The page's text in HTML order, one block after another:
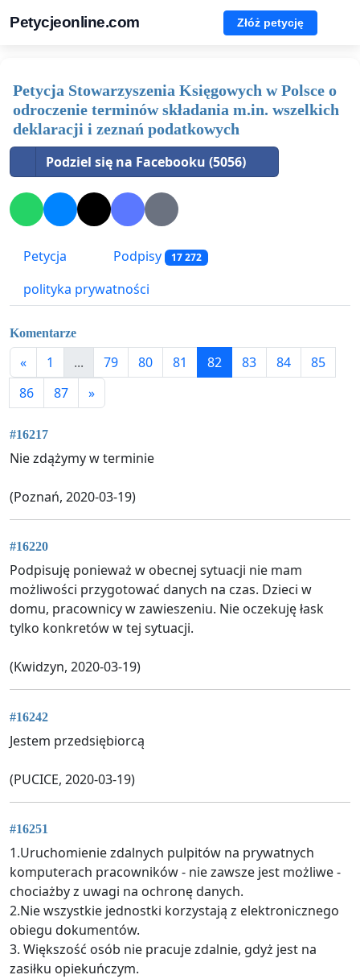
Petycjeonline.com Złóż petycję
Petycja Stowarzyszenia Księgowych w Polsce o
odroczenie terminów składania m.in. wszelkich
deklaracji i zeznań podatkowych
Podziel się na Facebooku (5056)
Petycja Podpisy 17 272
polityka prywatności
Komentarze
« 1 ... 79 80 81 82 83 84
85
86
87 »
#16217
Nie zdążymy w terminie
(Poznań, 2020-03-19)
#16220
Podpisuję ponieważ w obecnej sytuacji nie mam
możliwości przygotować danych na czas. Dzieci w
domu, pracownicy w zawieszeniu. Nie oczekuję łask
tylko konkretów w tej sytuacji.
(Kwidzyn, 2020-03-19)
#16242
Jestem przedsiębiorcą
(PUCICE, 2020-03-19)
#16251
1.Uruchomienie zdalnych pulpitów na prywatnych
komputerach pracowników - nie zawsze jest możliwe -
chociażby z uwagi na ochronę danych.
2.Nie wszystkie jednostki korzystają z elektronicznego
obiegu dokumentów.
3. Większość osób nie pracuje zdalnie, gdyż jest na
zasiłku opiekuńczym.